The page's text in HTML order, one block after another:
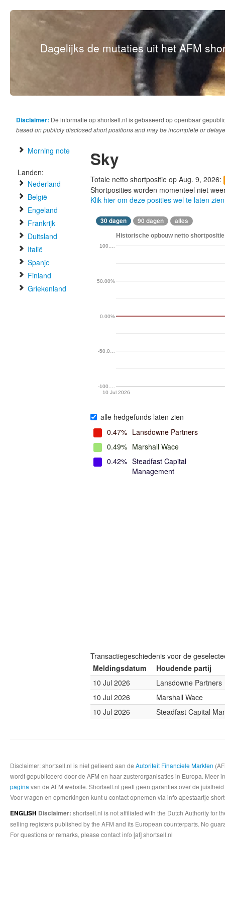
Dagelijks de mutaties uit het AFM
Disclaimer: De informatie op shortsell.nl is gebaseerd op openbaar
based on publicly disclosed short positions and may be incomplete or
Morning note
Landen:
Nederland
België
Engeland
Frankrijk
Duitsland
Italië
Spanje
Finland
Griekenland
Sky
Totale netto shortpositie op Aug. 9, 2026:
Shortposities worden momenteel niet
Klik hier om deze posities wel te laten zien
30 dagen 90 dagen alles
Historische opbouw netto
10 Jul 2026
-100.…
-50.0…
0.00%
50.00%
100.…
alle hedgefunds laten zien
0.47% Lansdowne Partners
0.49% Marshall Wace
0.42% Steadfast Capital
Management
Transactiegeschiedenis voor de
Meldingsdatum
Houdende partij
10 Jul 2026
Lansdowne Partners
10 Jul 2026
Marshall Wace
10 Jul 2026
Steadfast Capital
Disclaimer: shortsell.nl is niet gelieerd aan de Autoriteit Financiele Markten
wordt gepubliceerd door de AFM en haar zusterorganisaties in Europa.
pagina van de AFM website. Shortsell.nl geeft geen garanties over de
Voor vragen en opmerkingen kunt u contact opnemen via info apestaartje
ENGLISH Disclaimer: shortsell.nl is not affiliated with the Dutch Authority for
selling registers published by the AFM and its European counterparts. No
For questions or remarks, please contact info [at] shortsell.nl